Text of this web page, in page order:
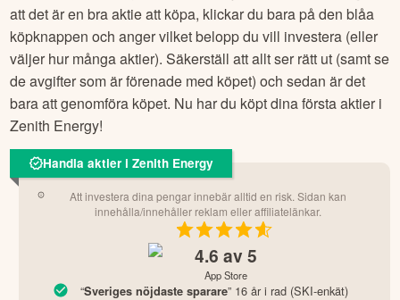
att det är en bra aktie att köpa, klickar du bara på den blåa
köpknappen och anger vilket belopp du vill investera (eller
väljer hur många aktier). Säkerställ att allt ser rätt ut (samt se
de avgifter som är förenade med köpet) och sedan är det
bara att genomföra köpet. Nu har du köpt dina första aktier i
Zenith Energy!
Handla aktier i Zenith Energy
Att investera dina pengar innebär alltid en risk. Sidan kan
innehålla/innehåller reklam eller affiliatelänkar.
4.6 av 5
App Store
“Sveriges nöjdaste sparare” 16 år i rad (SKI-enkät)